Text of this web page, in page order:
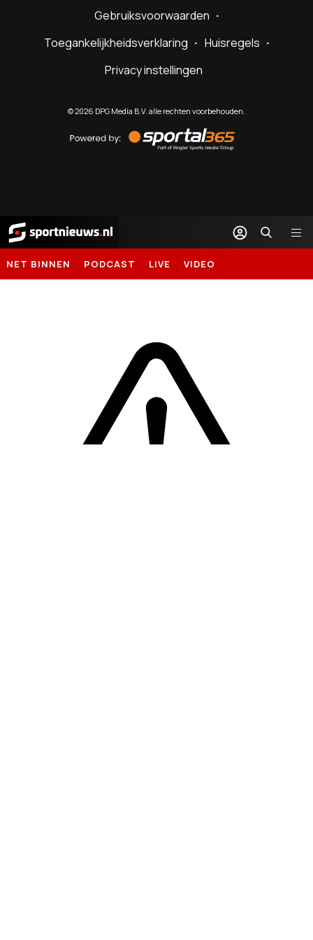
Gebruiksvoorwaarden
Toegankelijkheidsverklaring
Huisregels
Privacy instellingen
©2026 DPG Media B.V. alle rechten voorbehouden.
by
Sportal365
Sportnieuws.nl
NET BINNEN PODCAST LIVE VIDEO